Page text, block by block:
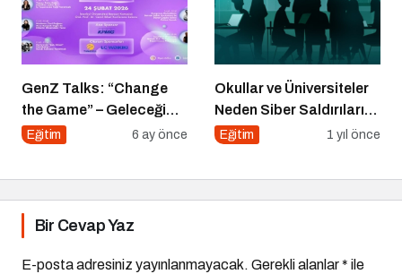
GenZ Talks: “Change
the Game” – Geleceği
Tasarlayanlar Sahne
Eğitim 6 ay önce
Okullar ve Üniversiteler
Neden Siber Saldırıların
Hedefinde?
Eğitim 1 yıl önce
Bir Cevap Yaz
E-posta adresiniz yayınlanmayacak. Gerekli alanlar* ile